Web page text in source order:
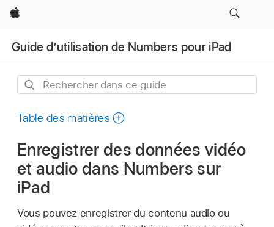
Apple
Guide d’utilisation de Numbers pour iPad
Rechercher
ce
Table des matières
Enregistrer des données vidéo
et audio dans Numbers sur
iPad
Vous pouvez enregistrer du contenu audio ou